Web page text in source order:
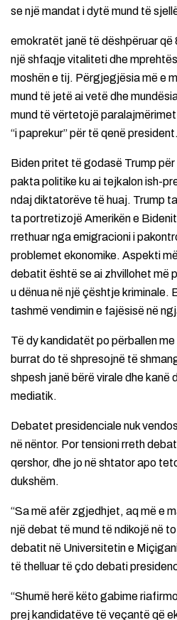
se një mandat i dytë mund të
emokratët janë të dëshpëruar
një shfaqje vitaliteti dhe
moshën e tij. Përgjegjësia më e
mund të jetë ai vetë dhe
mund të vërtetojë
“i paprekur” për të qenë president.
Biden pritet të godasë Trump
pakta politike ku ai tejkalon ish-
ndaj diktatorëve të huaj. Trump
ta portretizojë Amerikën e
rrethuar nga emigracioni i
problemet ekonomike. Aspekti
debatit është se ai zhvillohet më
u dënua në një çështje kriminale.
tashmë vendimin e fajësisë në
Të dy kandidatët po përballen
burrat do të shpresojnë të
shpesh janë bërë virale dhe kanë
mediatik.
Debatet presidenciale nuk
në nëntor. Por tensioni rreth
qershor, dhe jo në shtator apo
dukshëm.
“Sa më afër zgjedhjet, aq më e
një debat të mund të ndikojë në
debatit në Universitetin e
të thelluar të çdo debati
“Shumë herë këto gabime
prej kandidatëve të veçantë që